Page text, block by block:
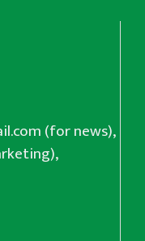
(for news),